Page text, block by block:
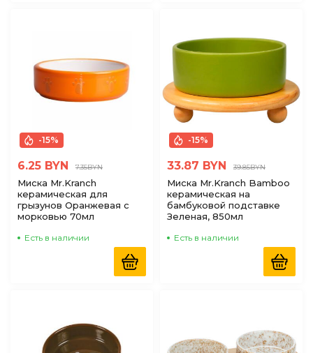
-15%
6.25 BYN 7.35BYN
Миска Mr.Kranch
керамическая для
грызунов Оранжевая с
морковью 70мл
Есть в наличии
-15%
33.87 BYN 39.85BYN
Миска Mr.Kranch Bamboo
керамическая на
бамбуковой подставке
Зеленая, 850мл
Есть в наличии